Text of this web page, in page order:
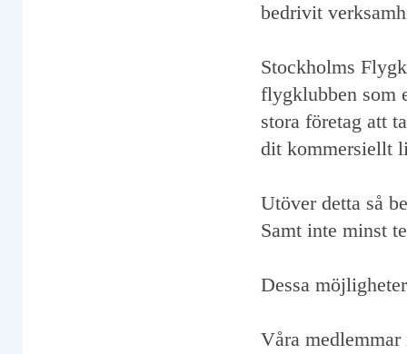
bedrivit
Stockholms
flygklubben som
stora företag att
dit kommersiellt
Utöver detta så
Samt inte minst
Dessa
Våra medlemmar